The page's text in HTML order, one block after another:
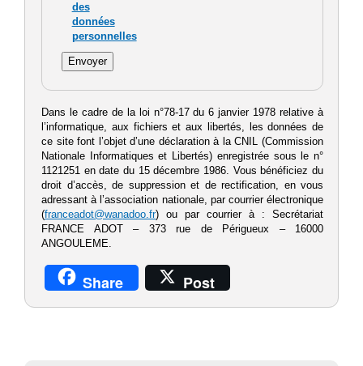
des
données
personnelles
Dans le cadre de la loi n°78-17 du 6 janvier 1978 relative à
l’informatique, aux fichiers et aux libertés, les données de
ce site font l’objet d’une déclaration à la CNIL (Commission
Nationale Informatiques et Libertés) enregistrée sous le n°
1121251 en date du 15 décembre 1986. Vous bénéficiez du
droit d’accès, de suppression et de rectification, en vous
adressant à l’association nationale, par courrier électronique
(franceadot@wanadoo.fr) ou par courrier à : Secrétariat
FRANCE ADOT – 373 rue de Périgueux – 16000
ANGOULEME.
Share Post